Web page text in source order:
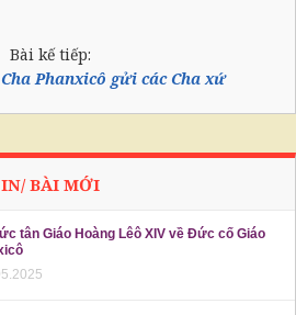
Bài kế tiếp:
Phanxicô gửi các Cha xứ
BÀI MỚI
tân Giáo Hoàng Lêô XIV về Đức cố Giáo